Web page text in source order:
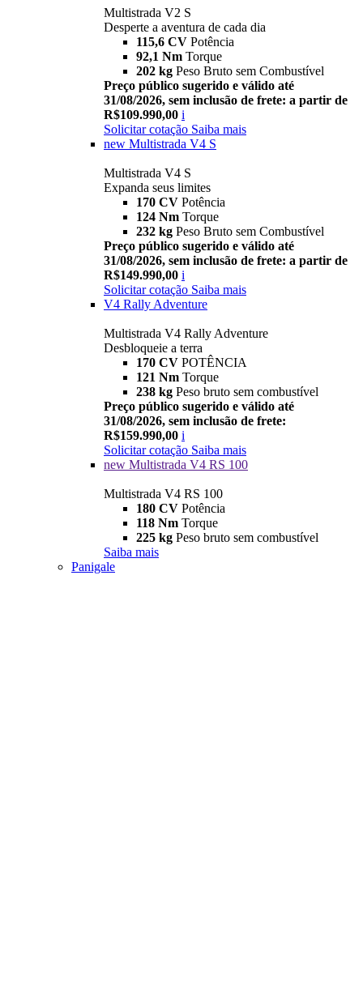
Multistrada V2 S
Desperte a aventura de cada dia
115,6 CV Potência
92,1 Nm Torque
202 kg Peso Bruto sem Combustível
Preço público sugerido e válido até
31/08/2026, sem inclusão de frete: a partir de
R$109.990,00 i
Solicitar cotação Saiba mais
new Multistrada V4 S
Multistrada V4 S
Expanda seus limites
170 CV Potência
124 Nm Torque
232 kg Peso Bruto sem Combustível
Preço público sugerido e válido até
31/08/2026, sem inclusão de frete: a partir de
R$149.990,00 i
Solicitar cotação Saiba mais
V4 Rally Adventure
Multistrada V4 Rally Adventure
Desbloqueie a terra
170 CV POTÊNCIA
121 Nm Torque
238 kg Peso bruto sem combustível
Preço público sugerido e válido até
31/08/2026, sem inclusão de frete:
R$159.990,00 i
Solicitar cotação Saiba mais
new Multistrada V4 RS 100
Multistrada V4 RS 100
180 CV Potência
118 Nm Torque
225 kg Peso bruto sem combustível
Saiba mais
Panigale